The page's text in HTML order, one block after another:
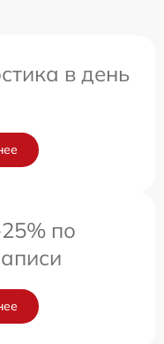
в день
по